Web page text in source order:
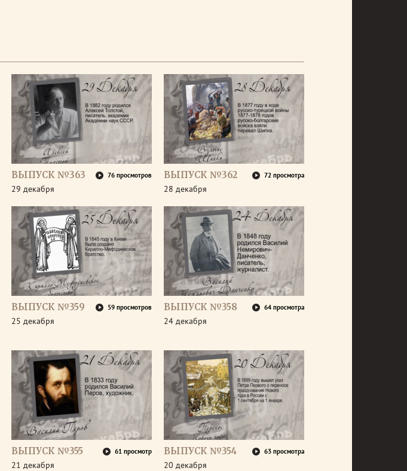
ВЫПУСК №363 76 просмотров
29 декабря
ВЫПУСК №362 72 просмотра
28 декабря
ВЫПУСК №359 59 просмотров
25 декабря
ВЫПУСК №358 64 просмотра
24 декабря
ВЫПУСК №355 61 просмотр
21 декабря
ВЫПУСК №354 63 просмотра
20 декабря